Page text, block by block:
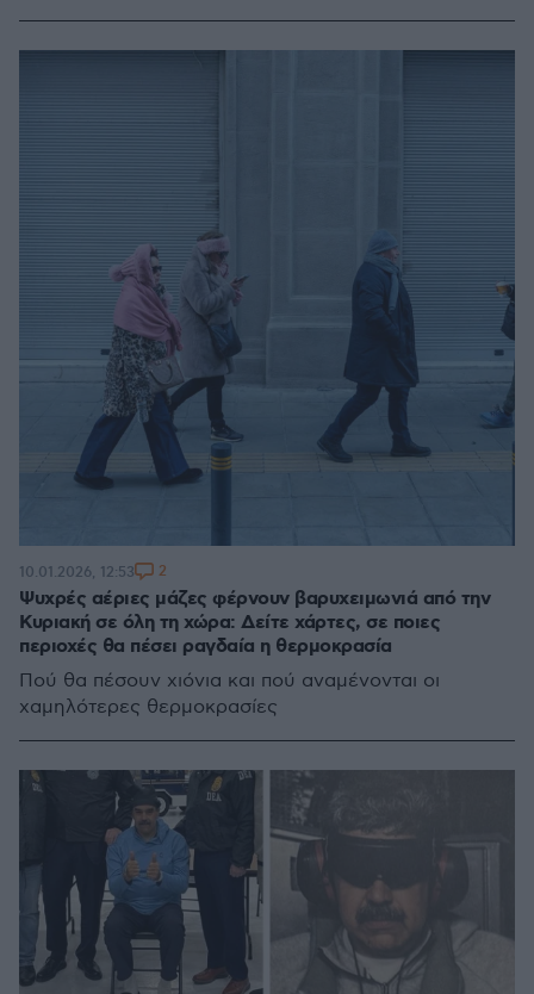
Ψυχρές αέριες μάζες φέρνουν βαρυχειμωνιά από την
Κυριακή σε όλη τη χώρα: Δείτε χάρτες, σε ποιες
περιοχές θα πέσει ραγδαία η θερμοκρασία
Πού θα πέσουν χιόνια και πού αναμένονται οι
χαμηλότερες θερμοκρασίες
10.01.2026, 12:53 2